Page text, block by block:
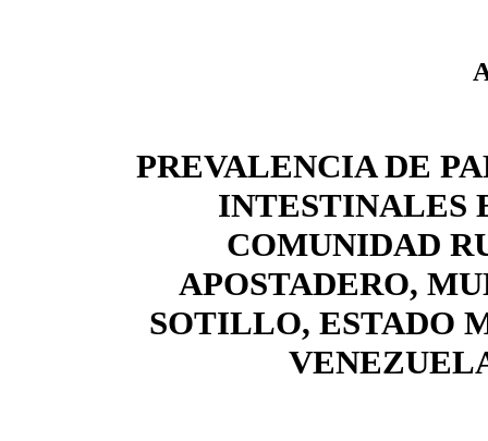
PREVALENCIA DE
INTESTINALES
COMUNIDAD
APOSTADERO,
SOTILLO, ESTADO